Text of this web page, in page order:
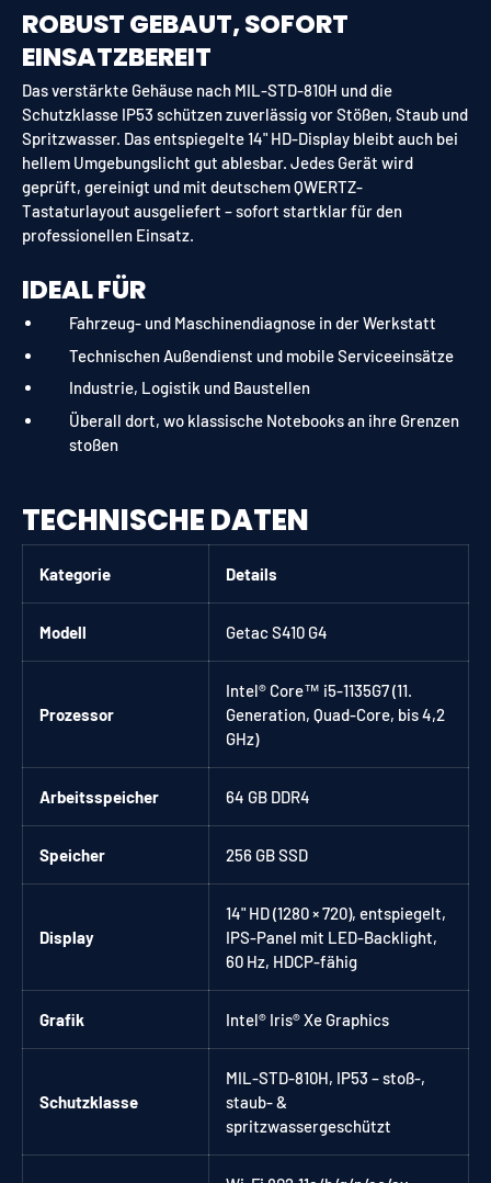
ROBUST GEBAUT, SOFORT
EINSATZBEREIT
Das verstärkte Gehäuse nach MIL-STD-810H und die
Schutzklasse IP53 schützen zuverlässig vor Stößen, Staub und
Spritzwasser. Das entspiegelte 14" HD-Display bleibt auch bei
hellem Umgebungslicht gut ablesbar. Jedes Gerät wird
geprüft, gereinigt und mit deutschem QWERTZ-
Tastaturlayout ausgeliefert – sofort startklar für den
professionellen Einsatz.
IDEAL FÜR
Fahrzeug- und Maschinendiagnose in der Werkstatt
Technischen Außendienst und mobile Serviceeinsätze
Industrie, Logistik und Baustellen
Überall dort, wo klassische Notebooks an ihre Grenzen
stoßen
TECHNISCHE DATEN
Kategorie Details
Modell Getac S410 G4
Prozessor
Intel® Core™ i5-1135G7 (11.
Generation, Quad-Core, bis 4,2
GHz)
Arbeitsspeicher 64 GB DDR4
Speicher 256 GB SSD
Display
14" HD (1280 × 720), entspiegelt,
IPS-Panel mit LED-Backlight,
60 Hz, HDCP-fähig
Grafik Intel® Iris® Xe Graphics
Schutzklasse
MIL-STD-810H, IP53 – stoß-,
staub- &
spritzwassergeschützt